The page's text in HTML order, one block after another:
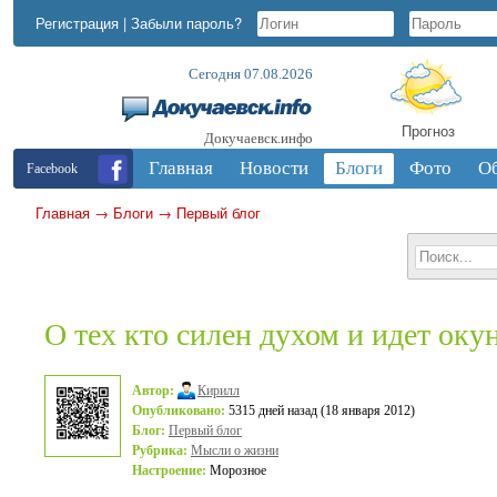
Регистрация | Забыли пароль?
Сегодня 07.08.2026
Докучаевск.инфо Прогноз
Facebook Главная Новости Блоги Фото
Главная → Блоги → Первый блог
О тех кто силен духом и идет
Автор:
Кирилл
Опубликовано: 5315 дней назад (18 января 2012)
Блог: Первый блог
Рубрика: Мысли о жизни
Настроение: Морозное